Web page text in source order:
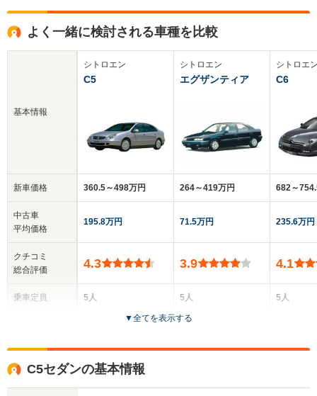
よく一緒に検討される車種を比較
基本情報
新車価格
中古車
平均価格
クチコミ
総合評価
乗車定員
シトロエン
C5
360.5～498万円
195.8万円
4.3
5人
全高
1.48m
シトロエン
エグザンティア
264～419万円
71.5万円
3.9
5人
5ドア
シトロエ
C6
682～
235.6万円
4.1
5人
▼全てを表示する
C5セダンの基本情報